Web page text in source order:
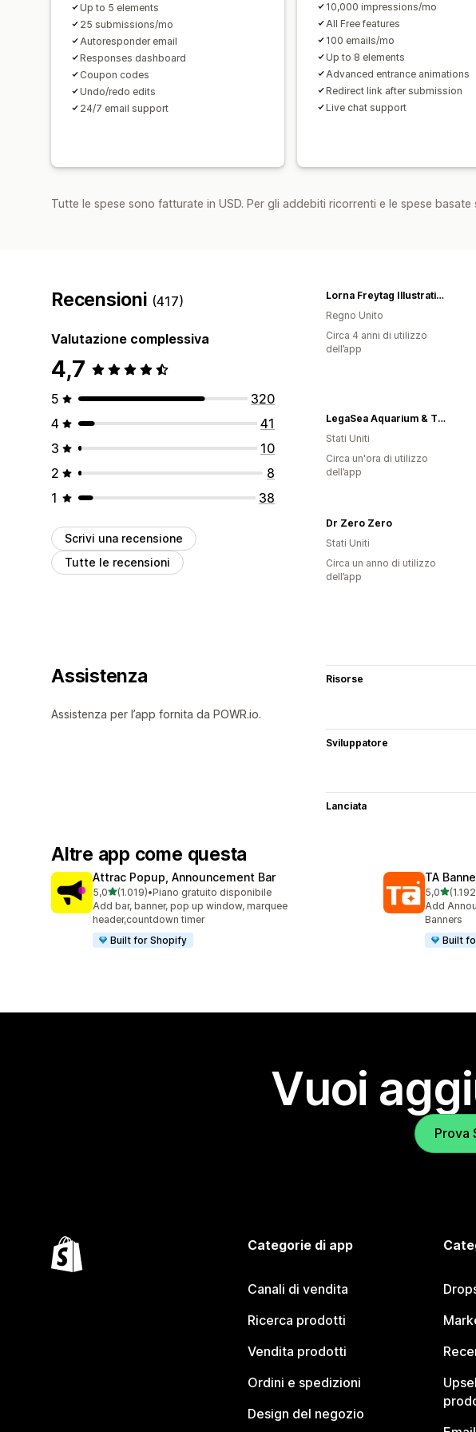
Up to 5 elements
25 submissions/mo
Autoresponder email
Responses dashboard
Coupon codes
Undo/redo edits
24/7 email support
10,000 impressions/mo
All Free features
100 emails/mo
Up to 8 elements
Advanced entrance animations
Redirect link after submission
Live chat support
Tutte le spese sono fatturate in USD. Per gli addebiti ricorrenti e le spese
Recensioni (417)
Valutazione complessiva
4,7
5
320
4
41
3
10
2
8
1
38
Scrivi una recensione
Tutte le recensioni
Lorna Freytag Illustration
Regno Unito
Circa 4 anni di utilizzo
dell’app
LegaSea Aquarium & The Reptarium
Stati Uniti
Circa un'ora di utilizzo
dell’app
Dr Zero Zero
Stati Uniti
Circa un anno di utilizzo
dell’app
Assistenza
Assistenza per l’app fornita da POWR.io.
Risorse
Sviluppatore
Lanciata
Altre app come questa
Attrac Popup, Announcement Bar
5,0stelle su 5
(1.019)
1019 recensioni totali
•Piano gratuito disponibile
Add bar, banner, pop up window, marquee
header,countdown timer
Built for Shopify
TA
5,0stelle
1192
Add
Banners
Built
Vuoi
Prova
Categorie di app
Canali di vendita
Ricerca prodotti
Vendita prodotti
Ordini e spedizioni
Design del negozio